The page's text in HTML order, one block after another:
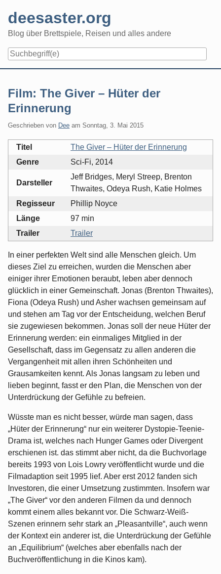
content
deesaster.org
Blog über Brettspiele, Reisen und alles andere
Film: The Giver – Hüter der
Erinnerung
Geschrieben von Dee am Sonntag, 3. Mai 2015
Titel
The Giver – Hüter der Erinnerung
Genre
Sci-Fi, 2014
Darsteller
Jeff Bridges, Meryl Streep, Brenton
Thwaites, Odeya Rush, Katie Holmes
Regisseur
Phillip Noyce
Länge
97 min
Trailer
Trailer
In einer perfekten Welt sind alle Menschen gleich. Um
dieses Ziel zu erreichen, wurden die Menschen aber
einiger ihrer Emotionen beraubt, leben aber dennoch
glücklich in einer Gemeinschaft. Jonas (Brenton Thwaites),
Fiona (Odeya Rush) und Asher wachsen gemeinsam auf
und stehen am Tag vor der Entscheidung, welchen Beruf
sie zugewiesen bekommen. Jonas soll der neue Hüter der
Erinnerung werden: ein einmaliges Mitglied in der
Gesellschaft, dass im Gegensatz zu allen anderen die
Vergangenheit mit allen ihren Schönheiten und
Grausamkeiten kennt. Als Jonas langsam zu leben und
lieben beginnt, fasst er den Plan, die Menschen von der
Unterdrückung der Gefühle zu befreien.
Wüsste man es nicht besser, würde man sagen, dass
„Hüter der Erinnerung“ nur ein weiterer Dystopie-Teenie-
Drama ist, welches nach Hunger Games oder Divergent
erschienen ist. das stimmt aber nicht, da die Buchvorlage
bereits 1993 von Lois Lowry veröffentlicht wurde und die
Filmadaption seit 1995 lief. Aber erst 2012 fanden sich
Investoren, die einer Umsetzung zustimmten. Insofern war
„The Giver“ vor den anderen Filmen da und dennoch
kommt einem alles bekannt vor. Die Schwarz-Weiß-
Szenen erinnern sehr stark an „Pleasantville“, auch wenn
der Kontext ein anderer ist, die Unterdrückung der Gefühle
an „Equilibrium“ (welches aber ebenfalls nach der
Buchveröffentlichung in die Kinos kam).